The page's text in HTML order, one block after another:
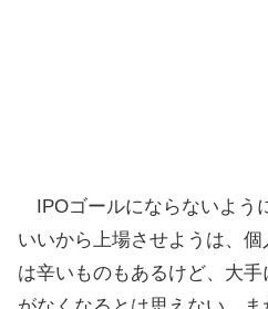
IPOゴールにならないよう
いいから上場させようは、
は辛いものもあるけど、大